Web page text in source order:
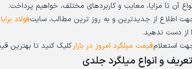
آن تا مزایا، معایب و کاربردهای مختلف، خواهیم پرداخت.
اطلاع از جدیدترین و به روز ترین مطالب، سایتفولاد برابا
از دست ندهید.
استعلامقیمت میلگرد امروز در بازارکلیک کنید تا بهترین
تعریف و انواع میلگرد جلدی